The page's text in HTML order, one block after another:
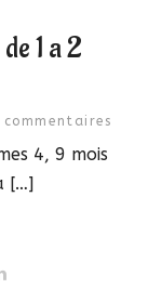
1 a 2
commentaires
4, 9 mois
[…]